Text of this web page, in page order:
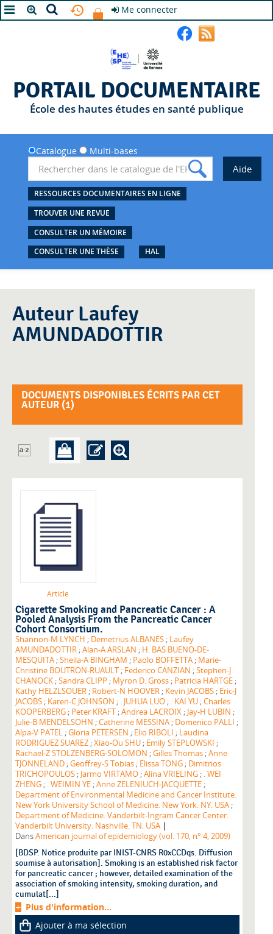
Me connecter
PORTAIL DOCUMENTAIRE
École des hautes études en santé publique
Catalogue Multi-bases
RESSOURCES DOCUMENTAIRES EN LIGNE
TROUVER UNE REVUE
CONSULTER UN MÉMOIRE
CONSULTER UNE THÈSE
HAL
Auteur Laufey
AMUNDADOTTIR
DOCUMENTS DISPONIBLES ÉCRITS PAR CET
AUTEUR (1)
Article
Cigarette Smoking and Pancreatic Cancer : A
Pooled Analysis From the Pancreatic Cancer
Cohort Consortium.
Shannon-M LYNCH ; Demetrius ALBANES ; Laufey
AMUNDADOTTIR ;Alan-A ARSLAN ; H. BAS BUENO-DE-
MESQUITA ;Sheila-A BINGHAM ; Paolo BOFFETTA ; Marie-
Christine BOUTRON-RUAULT ; Federico CANZIAN ;Stephen-J
CHANOCK ;Sandra CLIPP ; Myron D. Gross ; Patricia HARTGE ;
Kathy HELZLSOUER ; Robert-N HOOVER ; Kevin JACOBS ; Eric-J
JACOBS ; Karen-C JOHNSON ; . JUHUA LUO ; . KAI YU ;Charles
KOOPERBERG ; Peter KRAFT ;Andrea LACROIX ; Jay-H LUBIN ;
Julie-B MENDELSOHN ;Catherine MESSINA ; Domenico PALLI ;
Alpa-V PATEL ;Gloria PETERSEN ; Elio RIBOLI ; Laudina
RODRIGUEZ SUAREZ ;Xiao-Ou SHU ; Emily STEPLOWSKI ;
Rachael-Z STOLZENBERG-SOLOMON ;Gilles Thomas ;Anne
TJONNELAND ;Geoffrey-S Tobias ; Elissa TONG ; Dimitrios
TRICHOPOULOS ; Jarmo VIRTAMO ;Alina VRIELING ; . WEI
ZHENG ; . WEIMIN YE ;Anne ZELENIUCH-JACQUETTE ;
Department of Environmental Medicine and Cancer Institute.
New York University School of Medicine. New York. NY. USA ;
Department of Medicine. Vanderbilt-Ingram Cancer Center.
Vanderbilt University. Nashville. TN. USA |
DansAmerican journal of epidemiology (vol. 170, n° 4, 2009)
[BDSP. Notice produite par INIST-CNRS R0xCCDqs. Diffusion
soumise à autorisation]. Smoking is an established risk factor
for pancreatic cancer ; however, detailed examination of the
association of smoking intensity, smoking duration, and
cumulat[...]
Plus d'information...
Ajouter à ma sélection